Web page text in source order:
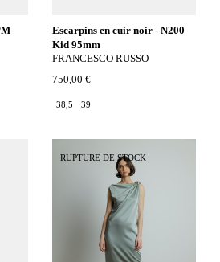
Escarpins en cuir noir - N200
Kid 95mm
FRANCESCO RUSSO
750,00 €
38,5 39
RUPTURE DE STOCK